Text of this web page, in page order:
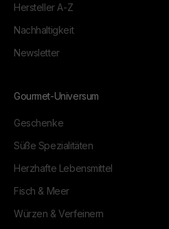
Hersteller A-Z
Nachhaltigkeit
Newsletter
Gourmet-Universum
Geschenke
Süße Spezialitäten
Herzhafte Lebensmittel
Fisch & Meer
Würzen & Verfeinern